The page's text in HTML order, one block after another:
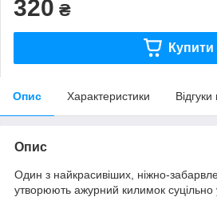
320 ₴
Купити
Опис Характеристики
Опис
Один з найкрасивіших, ніжно-
утворюють ажурний килимок